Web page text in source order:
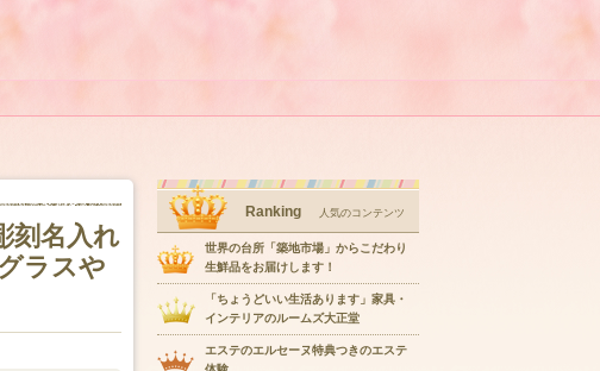
刻名入れ
ラスや
Ranking 人気のコンテンツ
世界の台所「築地市場」からこだわり
生鮮品をお届けします！
「ちょうどいい生活あります」家具・
インテリアのルームズ大正堂
エステのエルセーヌ特典つきのエステ